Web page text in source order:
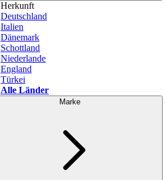
Herkunft
Deutschland
Italien
Dänemark
Schottland
Niederlande
England
Türkei
Alle Länder
Marke